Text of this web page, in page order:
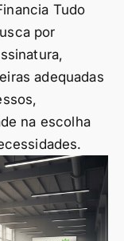
Tudo
por
adequadas
na escolha